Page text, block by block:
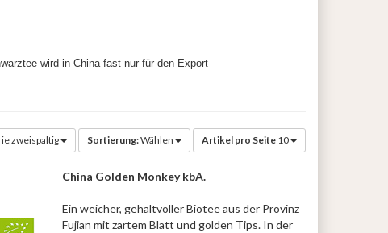
wird in China fast nur für den Export
zweispaltig Sortierung:Wählen Artikel pro Seite 10
China Golden Monkey kbA.
Ein weicher, gehaltvoller Biotee aus der Provinz
Fujian mit zartem Blatt und golden Tips. In der